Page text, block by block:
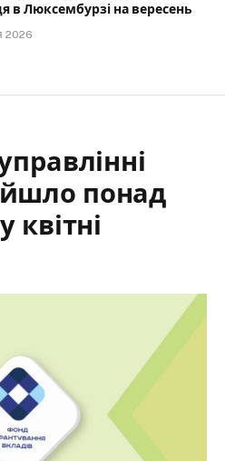
в Люксембурзі на вересень
2026
понад
квітні